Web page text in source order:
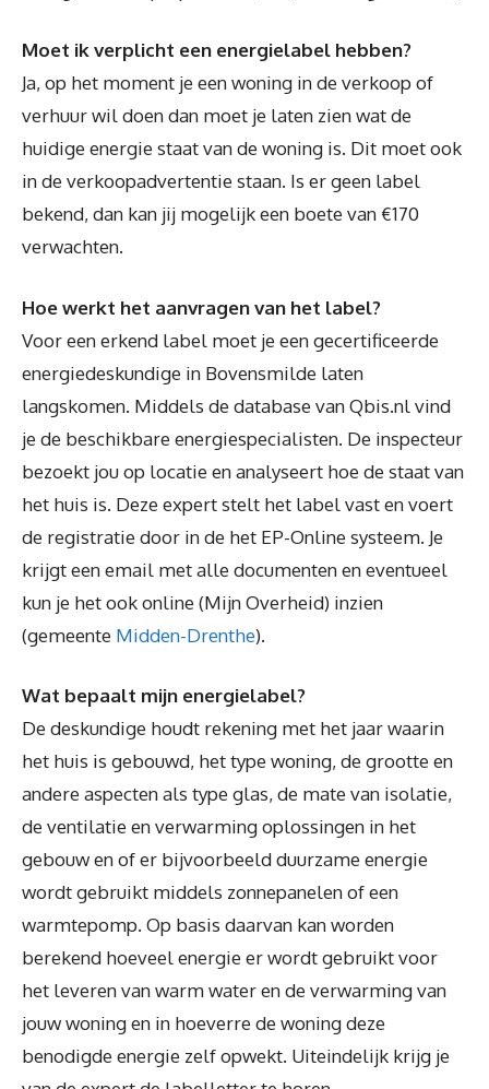
Moet ik verplicht een energielabel hebben?
Ja, op het moment je een woning in de verkoop of
verhuur wil doen dan moet je laten zien wat de
huidige energie staat van de woning is. Dit moet ook
in de verkoopadvertentie staan. Is er geen label
bekend, dan kan jij mogelijk een boete van €170
verwachten.
Hoe werkt het aanvragen van het label?
Voor een erkend label moet je een gecertificeerde
energiedeskundige in Bovensmilde laten
langskomen. Middels de database van Qbis.nl vind
je de beschikbare energiespecialisten. De inspecteur
bezoekt jou op locatie en analyseert hoe de staat van
het huis is. Deze expert stelt het label vast en voert
de registratie door in de het EP-Online systeem. Je
krijgt een email met alle documenten en eventueel
kun je het ook online (Mijn Overheid) inzien
(gemeente Midden-Drenthe).
Wat bepaalt mijn energielabel?
De deskundige houdt rekening met het jaar waarin
het huis is gebouwd, het type woning, de grootte en
andere aspecten als type glas, de mate van isolatie,
de ventilatie en verwarming oplossingen in het
gebouw en of er bijvoorbeeld duurzame energie
wordt gebruikt middels zonnepanelen of een
warmtepomp. Op basis daarvan kan worden
berekend hoeveel energie er wordt gebruikt voor
het leveren van warm water en de verwarming van
jouw woning en in hoeverre de woning deze
benodigde energie zelf opwekt. Uiteindelijk krijg je